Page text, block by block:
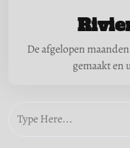
De afgelopen
gemaakt en